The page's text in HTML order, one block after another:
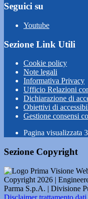
Seguici su
Youtube
Sezione Link Utili
Cookie policy
Note legali
Informativa Privacy
Ufficio Relazioni
Dichiarazione di
Obiettivi di
Gestione consensi
Pagina visualizzata
Sezione Copyright
Copyright 2026 |
Parma S.p.A. | Divisione
Disclaimer trattamento dati